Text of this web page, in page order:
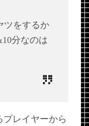
ツをするか
分なのは
プレイヤーから